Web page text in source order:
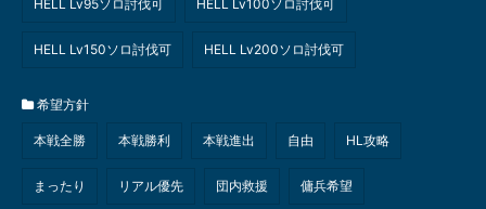
HELL Lv95ソロ討伐可 HELL Lv100ソロ討伐可
HELL Lv150ソロ討伐可 HELL Lv200ソロ討伐可
希望方針
本戦全勝 本戦勝利 本戦進出 自由 HL攻略
まったり リアル優先 団内救援 傭兵希望